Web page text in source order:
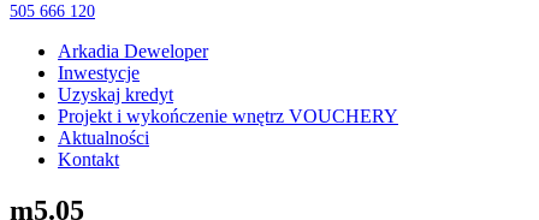
505 666 120
Arkadia Deweloper
Inwestycje
Uzyskaj kredyt
Projekt i wykończenie wnętrz VOUCHERY
Aktualności
Kontakt
m5.05